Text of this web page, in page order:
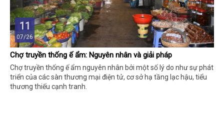
11
07/26
Chợ truyền thống ế ẩm: Nguyên nhân và giải pháp
Chợ truyền thống ế ẩm nguyên nhân bởi một số lý do như sự phát
triển của các sàn thương mại điện tử, cơ sở hạ tầng lạc hậu, tiểu
thương thiếu cạnh tranh.